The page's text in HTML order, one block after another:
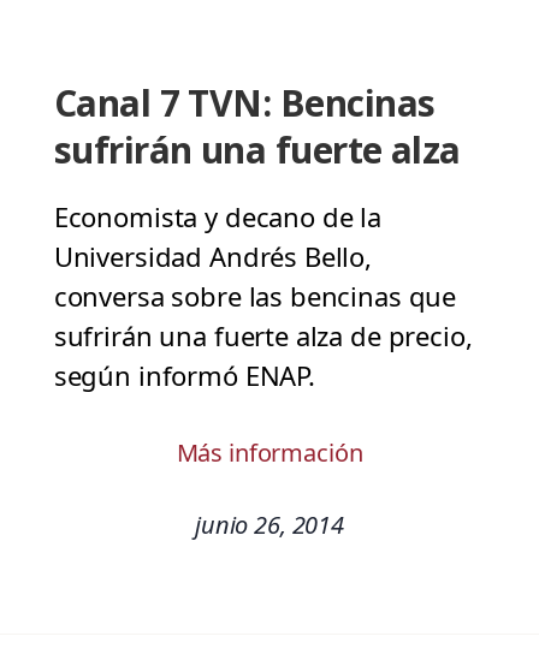
Canal 7 TVN: Bencinas
sufrirán una fuerte alza
Economista y decano de la
Universidad Andrés Bello,
conversa sobre las bencinas que
sufrirán una fuerte alza de precio,
según informó ENAP.
Más información
junio 26, 2014